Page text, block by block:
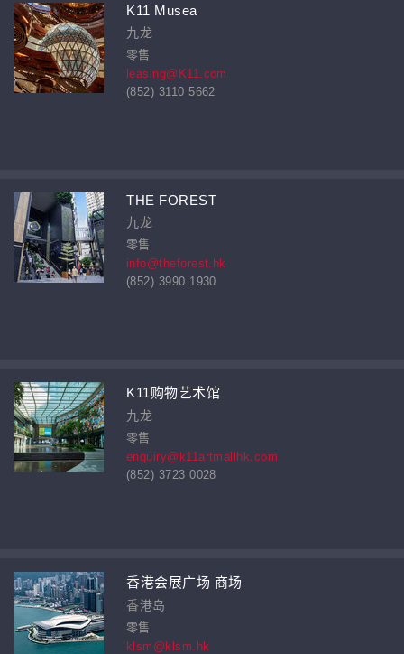
K11 Musea
九龙
零售
leasing@K11.com
(852) 3110 5662
THE FOREST
九龙
零售
info@theforest.hk
(852) 3990 1930
K11购物艺术馆
九龙
零售
enquiry@k11artmallhk.com
(852) 3723 0028
香港会展广场 商场
香港岛
零售
klsm@klsm.hk